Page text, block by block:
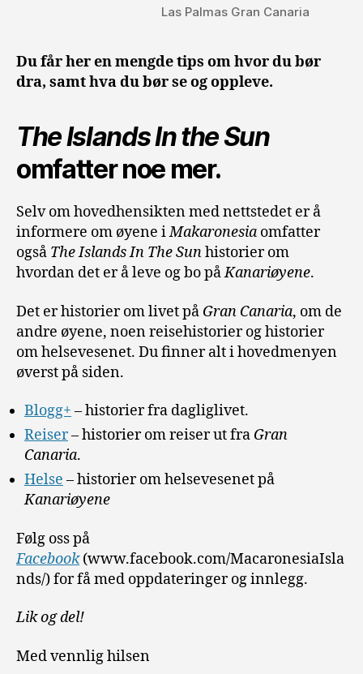
Las Palmas Gran Canaria
Du får her en mengde tips om hvor du bør
dra, samt hva du bør se og oppleve.
The Islands In the Sun
omfatter noe mer.
Selv om hovedhensikten med nettstedet er å
informere om øyene iMakaronesia omfatter
også The Islands In The Sunhistorier om
hvordan det er å leve og bo påKanariøyene.
Det er historier om livet på Gran Canaria, om de
andre øyene, noen reisehistorier og historier
om helsevesenet. Du finner alt i hovedmenyen
øverst på siden.
Blogg+ – historier fra dagliglivet.
Reiser– historier om reiser ut fra Gran
Canaria.
Helse – historier om helsevesenet på
Kanariøyene
Følg oss på
Facebook(www.facebook.com/MacaronesiaIsla
nds/) for få med oppdateringer og innlegg.
Lik og del!
Med vennlig hilsen